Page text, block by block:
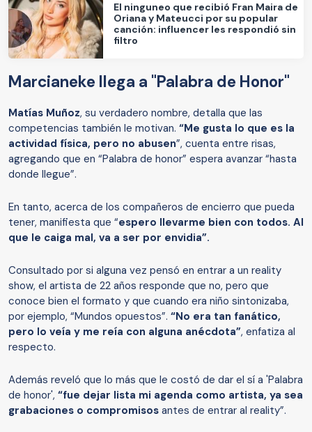
El ninguneo que recibió Fran Maira de
Oriana y Mateucci por su popular
canción: influencer les respondió sin
filtro
Marcianeke llega a "Palabra de Honor"
Matías Muñoz, su verdadero nombre, detalla que las
competencias también le motivan. “Me gusta lo que es la
actividad física, pero no abusen”, cuenta entre risas,
agregando que en “Palabra de honor” espera avanzar “hasta
donde llegue”.
En tanto, acerca de los compañeros de encierro que pueda
tener, manifiesta que “espero llevarme bien con todos. Al
que le caiga mal, va a ser por envidia”.
Consultado por si alguna vez pensó en entrar a un reality
show, el artista de 22 años responde que no, pero que
conoce bien el formato y que cuando era niño sintonizaba,
por ejemplo, “Mundos opuestos”. “No era tan fanático,
pero lo veía y me reía con alguna anécdota”, enfatiza al
respecto.
Además reveló que lo más que le costó de dar el sí a 'Palabra
de honor', “fue dejar lista mi agenda como artista, ya sea
grabaciones o compromisos antes de entrar al reality”.